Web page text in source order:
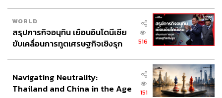
WORLD
สรุปภารกิจอนุทิน เยือนอินโดนีเซีย
ขับเคลื่อนการทูตเศรษฐกิจเชิงรุก
516
Navigating Neutrality:
Thailand and China in the Age
151